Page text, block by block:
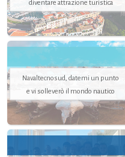
diventare attrazione turistica
Navaltecnosud, datemi un punto
e vi solleverò il mondo nautico